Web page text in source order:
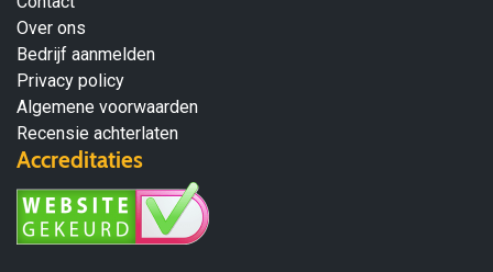
Over ons
Bedrijf aanmelden
Privacy policy
Algemene voorwaarden
Recensie achterlaten
Accreditaties